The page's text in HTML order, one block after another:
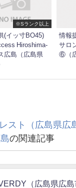
※Sランク以上
(イッ寸BO45)
Hiroshima-
広島（広島県
情報
サロ
⑥（
スト（広島県広
の関連記事
（広島県広島